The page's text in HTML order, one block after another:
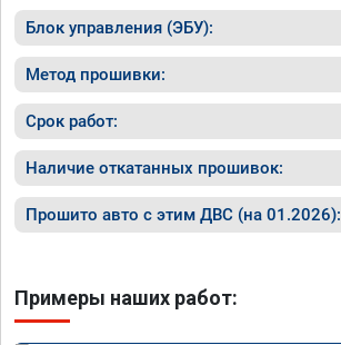
Блок управления (ЭБУ):
Метод прошивки:
Срок работ:
Наличие откатанных прошивок:
Прошито авто с этим ДВС (на 01.2026):
Примеры наших работ: